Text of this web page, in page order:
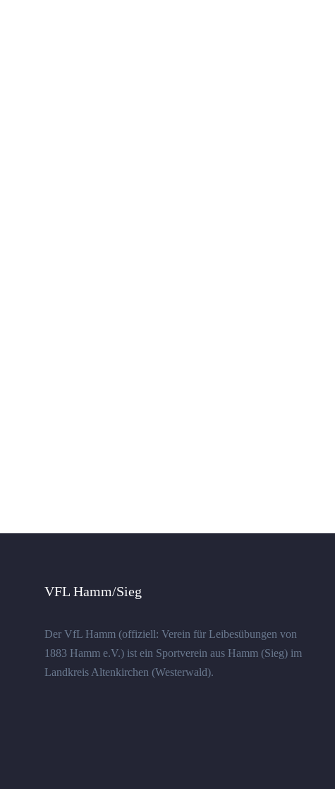
VFL Hamm/Sieg
Der VfL Hamm (offiziell: Verein für Leibesübungen von
1883 Hamm e.V.) ist ein Sportverein aus Hamm (Sieg) im
Landkreis Altenkirchen (Westerwald).